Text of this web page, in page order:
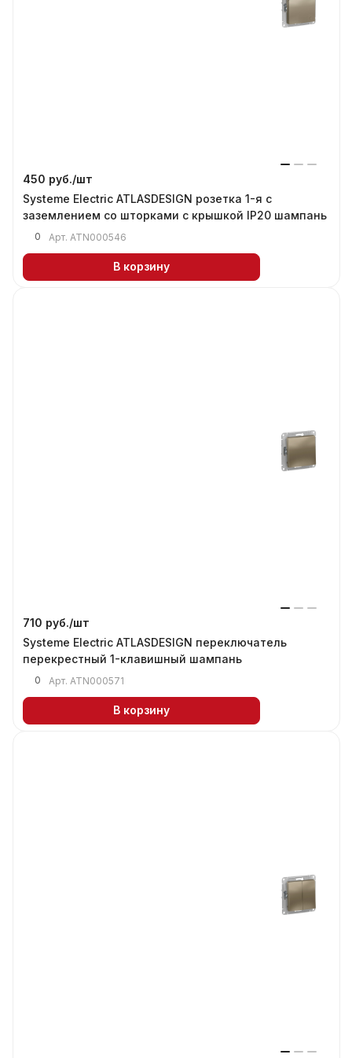
450 руб./шт
Systeme Electric ATLASDESIGN розетка 1-я с
заземлением со шторками с крышкой IP20 шампань
0 Арт. ATN000546
В корзину
710 руб./шт
Systeme Electric ATLASDESIGN переключатель
перекрестный 1-клавишный шампань
0 Арт. ATN000571
В корзину